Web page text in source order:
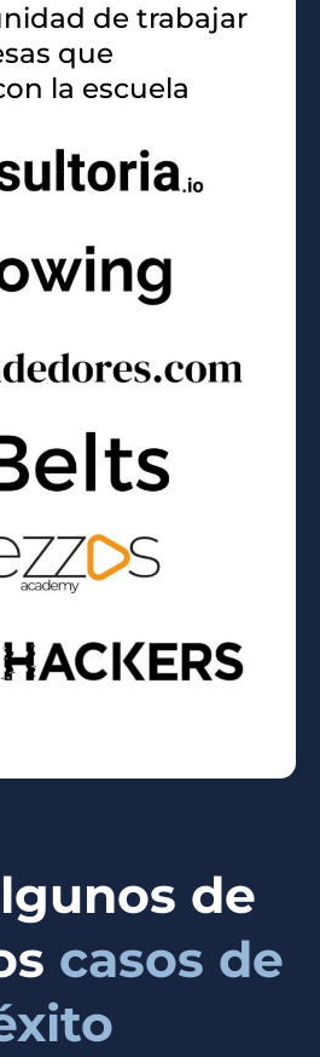
de trabajar
que
la escuela
de
casos de